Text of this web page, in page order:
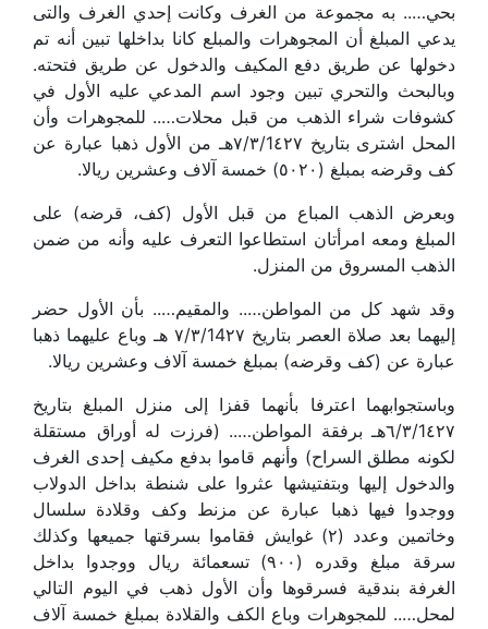
بحي….. به مجموعة من الغرف وكانت إحدي الغرف والتى
يدعي المبلغ أن المجوهرات والمبلع كانا بداخلها تبين أنه تم
دخولها عن طريق دفع المكيف والدخول عن طريق فتحته.
وبالبحث والتحري تبين وجود اسم المدعي عليه الأول في
كشوفات شراء الذهب من قبل محلات….. للمجوهرات وأن
المحل اشترى بتاريخ ٧/٣/1٤٢٧هـ من الأول ذهبا عبارة عن
كف وقرضه بمبلغ (٥٠٢٠) خمسة آلاف وعشرين ريالا.
وبعرض الذهب المباع من قبل الأول (كف، قرضه) على
المبلغ ومعه امرأتان استطاعوا التعرف عليه وأنه من ضمن
الذهب المسروق من المنزل.
وقد شهد كل من المواطن….. والمقيم….. بأن الأول حضر
إليهما بعد صلاة العصر بتاريخ ٧/٣/14٢٧ هـ وباع عليهما ذهبا
عبارة عن (كف وقرضه) بمبلغ خمسة آلاف وعشرين ريالا.
وباستجوابهما اعترفا بأنهما قفزا إلى منزل المبلغ بتاريخ
٦/٣/1٤٢٧هـ برفقة المواطن….. (فرزت له أوراق مستقلة
لكونه مطلق السراح) وأنهم قاموا بدفع مكيف إحدى الغرف
والدخول إليها وبتفتيشها عثروا على شنطة بداخل الدولاب
ووجدوا فيها ذهبا عبارة عن مزنط وكف وقلادة سلسال
وخاتمين وعدد (٢) غوايش فقاموا بسرقتها جميعها وكذلك
سرقة مبلغ وقدره (٩٠٠) تسعمائة ريال ووجدوا بداخل
الغرفة بندقية فسرقوها وأن الأول ذهب في اليوم التالي
لمحل….. للمجوهرات وباع الكف والقلادة بمبلغ خمسة آلاف